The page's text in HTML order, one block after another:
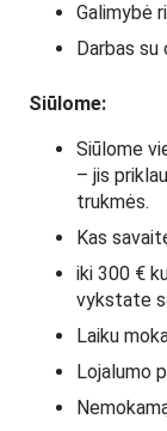
Galimybė
Darbas
Siūlome:
Siūlome
– jis
trukmės.
Kas
iki 300 €
vykstate
Laiku
Lojalumo